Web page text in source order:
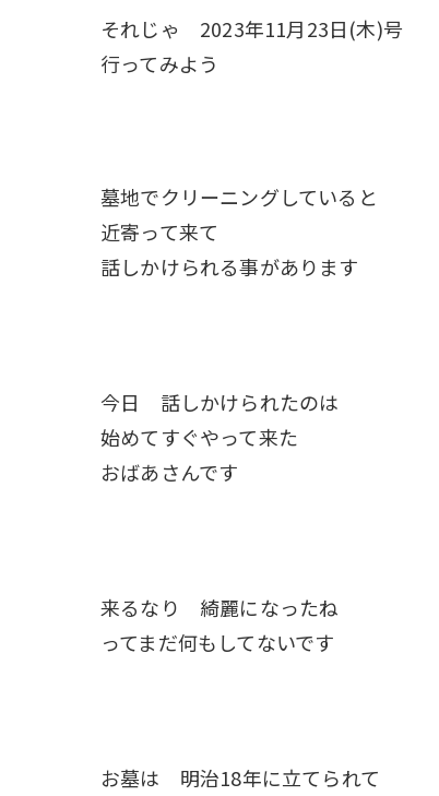
それじゃ 2023年11月23日(木)号
行ってみよう
墓地でクリーニングしていると
近寄って来て
話しかけられる事があります
今日 話しかけられたのは
始めてすぐやって来た
おばあさんです
来るなり 綺麗になったね
ってまだ何もしてないです
お墓は 明治18年に立てられて